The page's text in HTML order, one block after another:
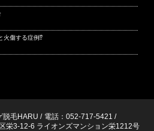
火傷する症例⁉
脱毛HARU / 電話：052-717-5421 /
栄3-12-6 ライオンズマンション栄1212号